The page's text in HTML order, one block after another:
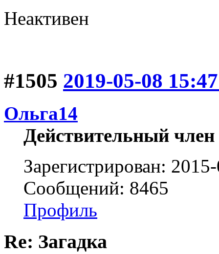
Неактивен
#1505 2019-05-08
Ольга14
Действительный член
Зарегистрирован:
Сообщений: 8465
Профиль
Re: Загадка